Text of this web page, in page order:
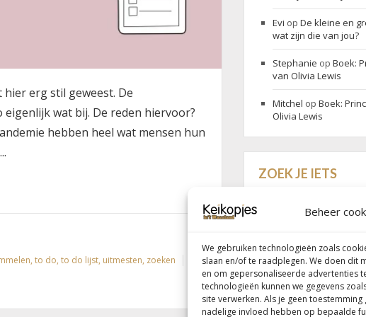
Beheer
We gebruiken technologieën zoals
slaan en/of te raadplegen. We doen dit
en om gepersonaliseerde advertenties
technologieën kunnen we gegevens
site verwerken. Als je geen
nadelige invloed hebben op bepaalde
erg stil geweest. De
wat bij. De reden hiervoor?
hebben heel wat mensen hun
, to do, to do lijst, uitmesten, zoeken
Evi opDe kleine en
wat zijn die van jou?
Stephanie opBoek:
van Olivia Lewis
Mitchel opBoek:
Olivia Lewis
ZOEK JE IETS
Follow my blog with